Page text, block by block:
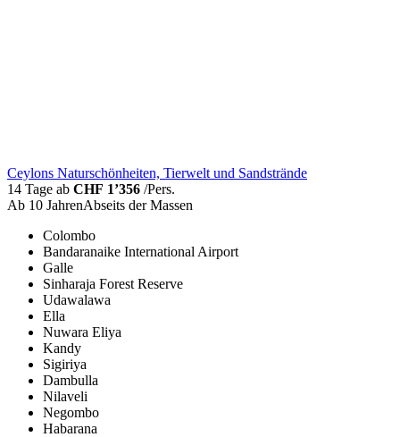
Ceylons Naturschönheiten, Tierwelt und Sandstrände
14 Tage ab CHF 1’356 /Pers.
Ab 10 JahrenAbseits der Massen
Colombo
Bandaranaike International Airport
Galle
Sinharaja Forest Reserve
Udawalawa
Ella
Nuwara Eliya
Kandy
Sigiriya
Dambulla
Nilaveli
Negombo
Habarana